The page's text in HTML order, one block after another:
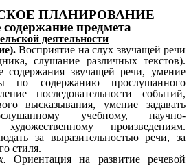
ПЛАНИРОВАНИЕ
предмета
деятельности
Восприятие на слух звучащей речи
слушание различных текстов).
содержания звучащей речи, умение
по содержанию прослушанного
последовательности событий,
высказывания, умение задавать
учебному, научно-
произведениям.
за выразительностью речи, за
стиля.
Ориентация на развитие речевой